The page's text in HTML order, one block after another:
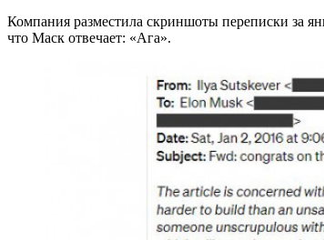
Компания разместила скриншоты переписки за
что Маск отвечает: «Ага».